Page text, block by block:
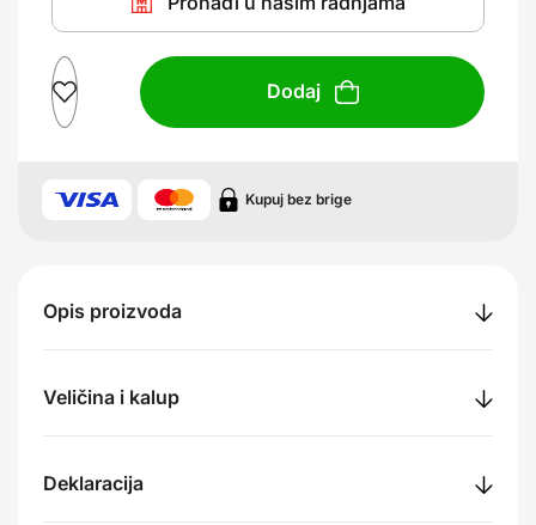
Dodaj
Kupuj bez brige
Opis proizvoda
Veličina i kalup
Deklaracija